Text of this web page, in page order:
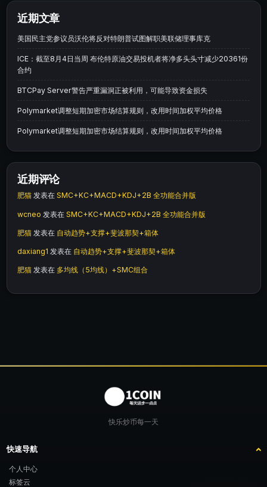
近期文章
美国民主党参议员沃伦将反对特朗普试图解职美联储理事库克
ICE：截至8月4日当周 布伦特原油交易投机者将净多头头寸减少20361份
合约
BTCPay Server警告严重漏洞正被利用，可能导致资金损失
Polymarket调整短期加密市场结算规则，改用时间加权平均价格
Polymarket调整短期加密市场结算规则，改用时间加权平均价格
近期评论
肥猫 发表在 SMC+KC+MACD+KDJ+2B 全功能合并版
wcneo 发表在 SMC+KC+MACD+KDJ+2B 全功能合并版
肥猫 发表在 自动趋势+支撑+斐波那契+箱体
daxiang1 发表在 自动趋势+支撑+斐波那契+箱体
肥猫 发表在 多均线（5均线）+SMC组合
快乐炒币每一天
快速导航
个人中心
标签云